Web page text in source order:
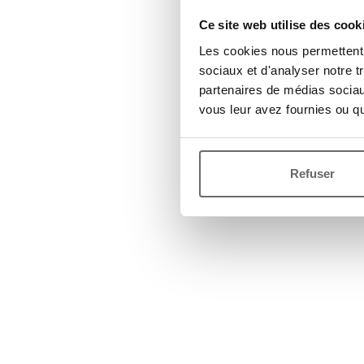
Ce site web utilise des
Les cookies nous
sociaux et d'analyser notre
partenaires de médias
vous leur avez fournies ou
Refuser